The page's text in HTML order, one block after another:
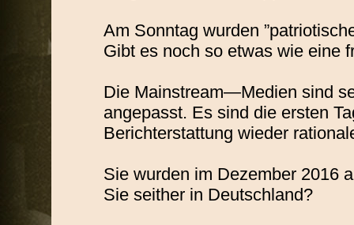
Am Sonntag wurden
Gibt es noch so etwas wie eine
Die Mainstream—Medien sind
angepasst. Es sind die ersten
Berichterstattung wieder
Sie wurden im Dezember 2016
Sie seither in Deutschland?